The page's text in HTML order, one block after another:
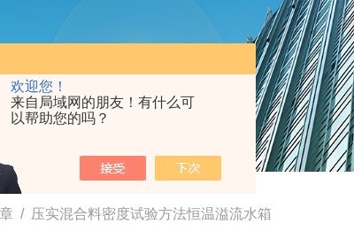
欢迎您！
来自局域网的朋友！有什么可
以帮助您的吗？
/ 压实混合料密度试验方法恒温溢流水箱